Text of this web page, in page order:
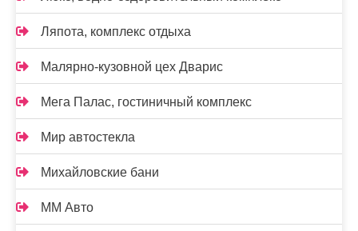
Ляпота, комплекс отдыха
Малярно-кузовной цех Дварис
Мега Палас, гостиничный комплекс
Мир автостекла
Михайловские бани
ММ Авто